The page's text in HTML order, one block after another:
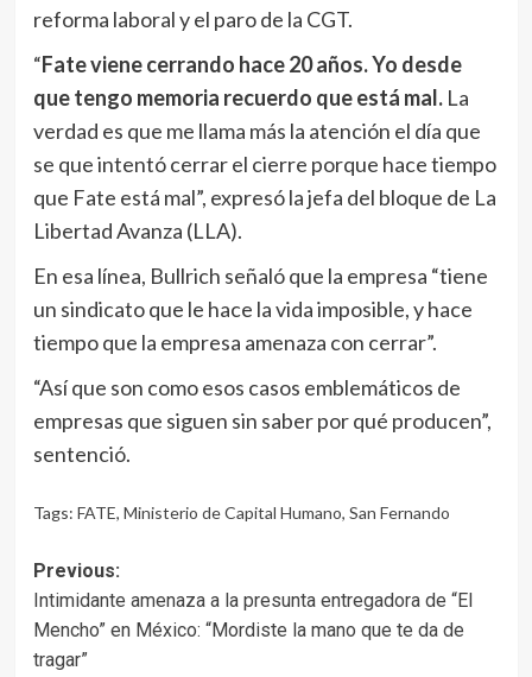
reforma laboral y el paro de la CGT.
“Fate viene cerrando hace 20 años. Yo desde
que tengo memoria recuerdo que está mal.La
verdad es que me llama más la atención el día que
se que intentó cerrar el cierre porque hace tiempo
que Fate está mal”, expresó la jefa del bloque de La
Libertad Avanza (LLA).
En esa línea, Bullrich señaló que la empresa “tiene
un sindicato que le hace la vida imposible, y hace
tiempo que la empresa amenaza con cerrar”.
“Así que son como esos casos emblemáticos de
empresas que siguen sin saber por qué producen”,
sentenció.
Tags: FATE, Ministerio de Capital Humano, San Fernando
Post
navigation
Previous:
Intimidante amenaza a la presunta entregadora de “El
Mencho” en México: “Mordiste la mano que te da de
tragar”